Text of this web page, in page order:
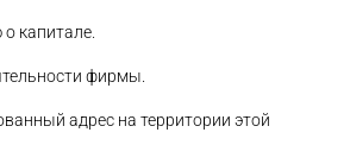
капитале.
фирмы.
адрес на территории этой